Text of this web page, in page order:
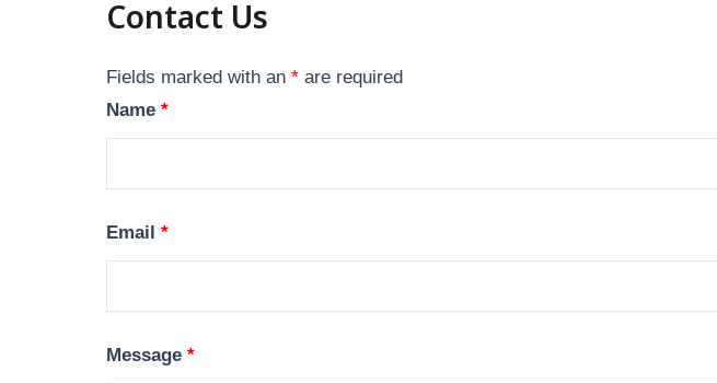
Contact Us
Fields marked with an * are required
Name *
Email *
Message *